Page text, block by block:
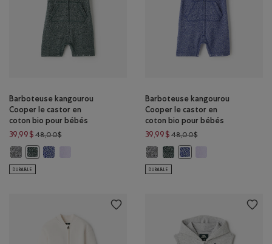
Barboteuse kangourou
Cooper le castor en
coton bio pour bébés
39,99$ 48,00$Prix réduit de 48,00$ à 39,99$
Barboteuse kangourou Cooper le castor en coton bio pour bébés: SEL
Barboteuse kangourou Cooper le castor en coton bio pour bébés:
Barboteuse kangourou Cooper le castor en coton bio pour
Barboteuse kangourou Cooper le castor en coton bio pour
DURABLE
Barboteuse kangourou
Cooper le castor en
coton bio pour bébés
39,99$ 48,00$Prix réduit de 48,00$
Barboteuse kangourou Cooper le
Barboteuse kangourou
Barboteuse kangourou
DURABLE